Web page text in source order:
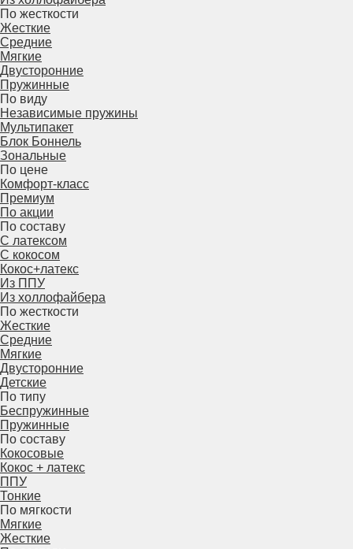
По жесткости
Жесткие
Средние
Мягкие
Двусторонние
Пружинные
По виду
Независимые пружины
Мультипакет
Блок Боннель
Зональные
По цене
Комфорт-класс
Премиум
По акции
По составу
С латексом
С кокосом
Кокос+латекс
Из ППУ
Из холлофайбера
По жесткости
Жесткие
Средние
Мягкие
Двусторонние
Детские
По типу
Беспружинные
Пружинные
По составу
Кокосовые
Кокос + латекс
ППУ
Тонкие
По мягкости
Мягкие
Жесткие